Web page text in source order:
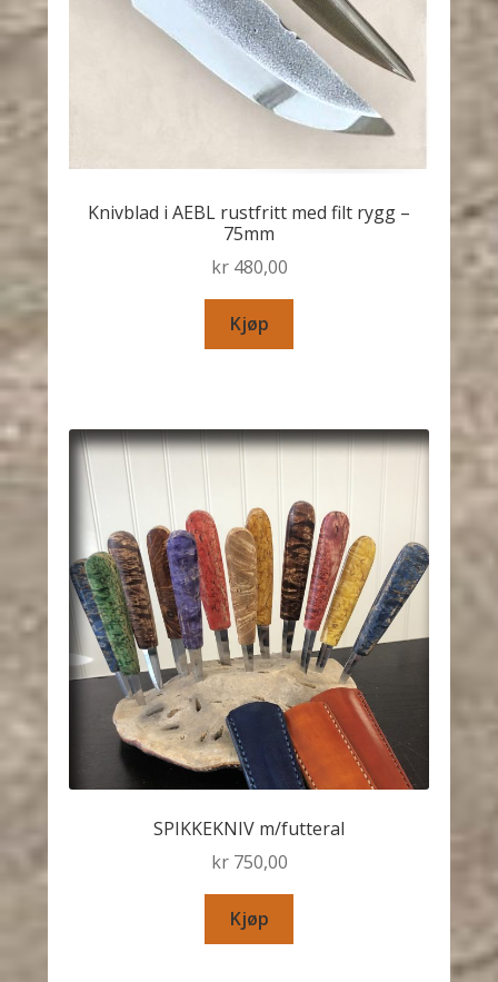
Knivblad i AEBL rustfritt med filt rygg –
75mm
kr480,00
Kjøp
SPIKKEKNIV m/futteral
kr750,00
Kjøp